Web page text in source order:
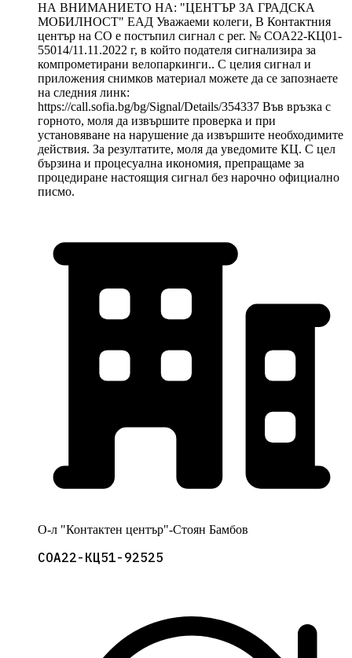
НА ВНИМАНИЕТО НА: "ЦЕНТЪР ЗА ГРАДСКА
МОБИЛНОСТ" ЕАД Уважаеми колеги, В Контактния
център на СО е постъпил сигнал с рег. № СОА22-КЦ01-
55014/11.11.2022 г, в който подателя сигнализира за
компрометирани велопаркинги.. С целия сигнал и
приложения снимков материал можете да се запознаете
на следния линк:
https://call.sofia.bg/bg/Signal/Details/354337 Във връзка с
горното, моля да извършите проверка и при
установяване на нарушение да извършите необходимите
действия. За резултатите, моля да уведомите КЦ. С цел
бързина и процесуална икономия, препращаме за
процедиране настоящия сигнал без нарочно официално
писмо.
О-л "Контактен център"-Стоян Бамбов
СОА22-КЦ51-92525